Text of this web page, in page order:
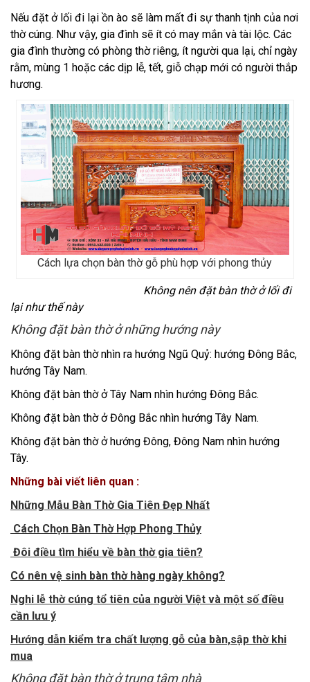
Nếu đặt ở lối đi lại ồn ào sẽ làm mất đi sự thanh tịnh của nơi
thờ cúng. Như vậy, gia đình sẽ ít có may mắn và tài lộc. Các
gia đình thường có phòng thờ riêng, ít người qua lại, chỉ ngày
rằm, mùng 1 hoặc các dịp lễ, tết, giỗ chạp mới có người thắp
hương.
Cách lựa chọn bàn thờ gỗ phù hợp với phong thủy
Không nên đặt bàn thờ ở lối đi
lại như thế này
Không đặt bàn thờ ở những hướng này
Không đặt bàn thờ nhìn ra hướng Ngũ Quỷ: hướng Đông Bắc,
hướng Tây Nam.
Không đặt bàn thờ ở Tây Nam nhìn hướng Đông Bắc.
Không đặt bàn thờ ở Đông Bắc nhìn hướng Tây Nam.
Không đặt bàn thờ ở hướng Đông, Đông Nam nhìn hướng
Tây.
Những bài viết liên quan :
Những Mẫu Bàn Thờ Gia Tiên Đẹp Nhất
Cách Chọn Bàn Thờ Hợp Phong Thủy
Đôi điều tìm hiểu về bàn thờ gia tiên?
Có nên vệ sinh bàn thờ hàng ngày không?
Nghi lễ thờ cúng tổ tiên của người Việt và một số điều
cần lưu ý
Hướng dẫn kiểm tra chất lượng gỗ của bàn,sập thờ khi
mua
Không đặt bàn thờ ở trung tâm nhà